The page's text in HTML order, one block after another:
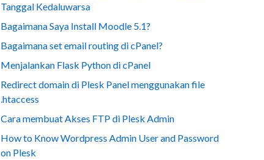
Tanggal Kedaluwarsa
Bagaimana Saya Install Moodle 5.1?
Bagaimana set email routing di cPanel?
Menjalankan Flask Python di cPanel
Redirect domain di Plesk Panel menggunakan file
.htaccess
Cara membuat Akses FTP di Plesk Admin
How to Know Wordpress Admin User and Password
on Plesk